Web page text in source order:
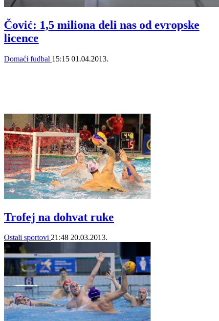
Čović: 1,5 miliona deli nas od evropske
licence
Domaći fudbal 15:15 01.04.2013.
Trofej na dohvat ruke
Ostali sportovi 21:48 20.03.2013.